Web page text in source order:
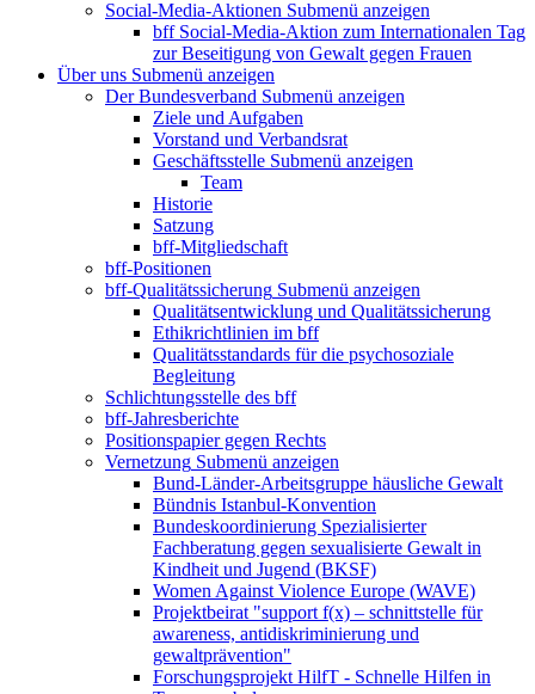
Social-Media-Aktionen Submenü anzeigen
bff Social-Media-Aktion zum Internationalen Tag
zur Beseitigung von Gewalt gegen Frauen
Über uns Submenü anzeigen
Der Bundesverband Submenü anzeigen
Ziele und Aufgaben
Vorstand und Verbandsrat
Geschäftsstelle Submenü anzeigen
Team
Historie
Satzung
bff-Mitgliedschaft
bff-Positionen
bff-Qualitätssicherung Submenü anzeigen
Qualitätsentwicklung und Qualitätssicherung
Ethikrichtlinien im bff
Qualitätsstandards für die psychosoziale
Begleitung
Schlichtungsstelle des bff
bff-Jahresberichte
Positionspapier gegen Rechts
Vernetzung Submenü anzeigen
Bund-Länder-Arbeitsgruppe häusliche Gewalt
Bündnis Istanbul-Konvention
Bundeskoordinierung Spezialisierter
Fachberatung gegen sexualisierte Gewalt in
Kindheit und Jugend (BKSF)
Women Against Violence Europe (WAVE)
Projektbeirat "support f(x) – schnittstelle für
awareness, antidiskriminierung und
gewaltprävention"
Forschungsprojekt HilfT - Schnelle Hilfen in